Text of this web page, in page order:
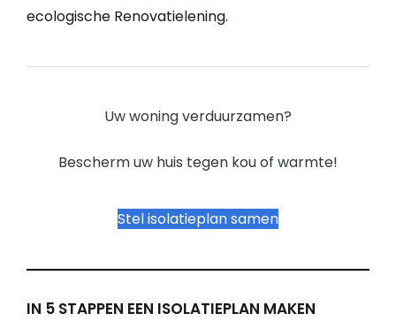
ecologische Renovatielening.
Uw woning verduurzamen?
Bescherm uw huis tegen kou of warmte!
Stel isolatieplan samen
IN 5 STAPPEN EEN ISOLATIEPLAN MAKEN